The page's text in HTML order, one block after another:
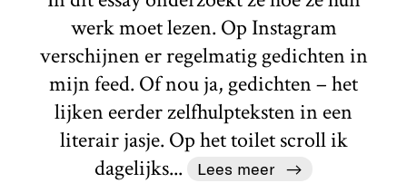
werk moet lezen. Op Instagram
verschijnen er regelmatig gedichten in
mijn feed. Of nou ja, gedichten – het
lijken eerder zelfhulpteksten in een
literair jasje. Op het toilet scroll ik
dagelijks...
Lees meer